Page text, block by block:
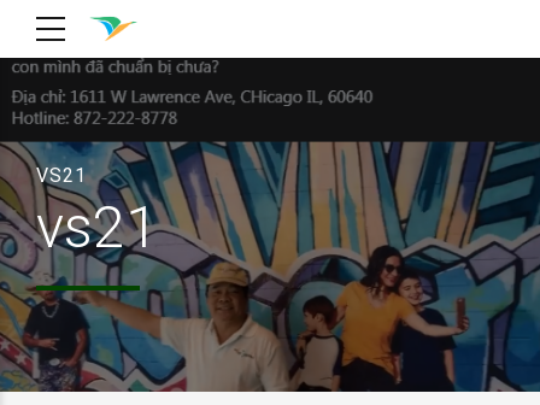
VS21
vs21